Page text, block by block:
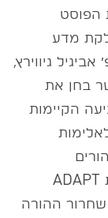
הפוסט
מדע
גיווירץ,
בחן את
הקיימות
שהשתתפו בתוכנית התערבות שנקראת ADAPT
ההורה